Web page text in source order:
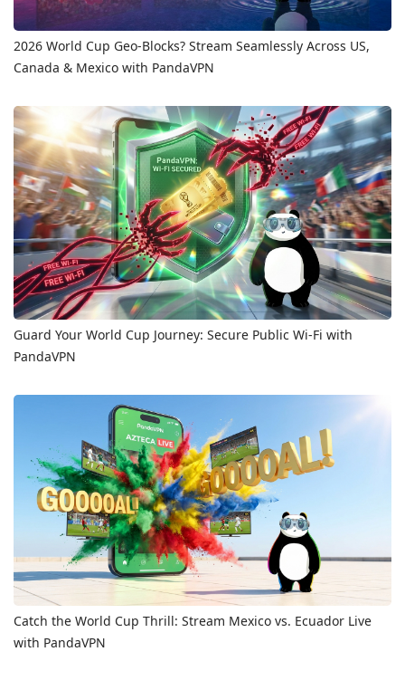
2026 World Cup Geo-Blocks? Stream Seamlessly Across US,
Canada & Mexico with PandaVPN
Guard Your World Cup Journey: Secure Public Wi-Fi with
PandaVPN
Catch the World Cup Thrill: Stream Mexico vs. Ecuador Live
with PandaVPN